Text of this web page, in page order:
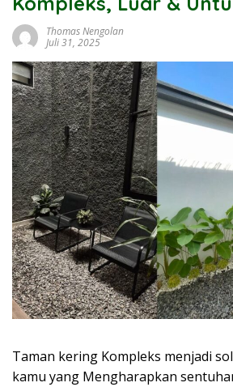
Thomas Nengolan
Juli 31, 2025
Taman kering Kompleks menjadi
kamu yang Mengharapkan